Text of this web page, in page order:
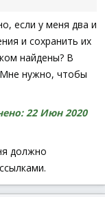
$id
'"title": "(.*)"',
, $title)
нет'
)-1
$id[$j] Then
,'','Найдено '&$n&'
если у меня два и
и сохранить их
найдены? В
Мне нужно, чтобы
22 Июн 2020
должно